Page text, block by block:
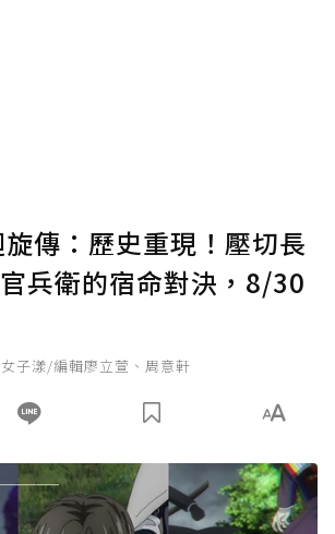
傳：歷史重現！壓切長
兵衛的宿命對決，8/30
女子漾/編輯廖立萱、周意軒